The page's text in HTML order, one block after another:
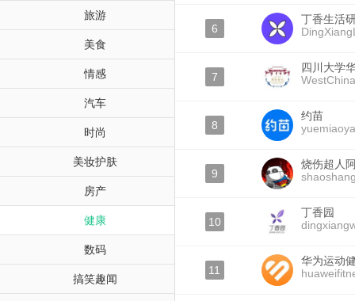
旅游
美食
情感
汽车
时尚
美妆护肤
房产
健康
数码
搞笑趣闻
6
丁香生活
7
四川大学
8
约苗
yuemiaoya
9
烧伤超人
10
丁香园
11
华为运动